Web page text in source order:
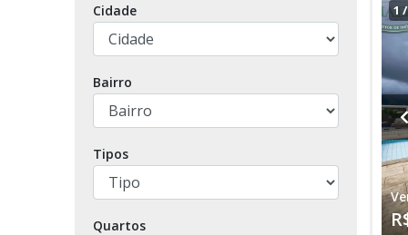
Cidade
Bairro
Tipos
Quartos
1/